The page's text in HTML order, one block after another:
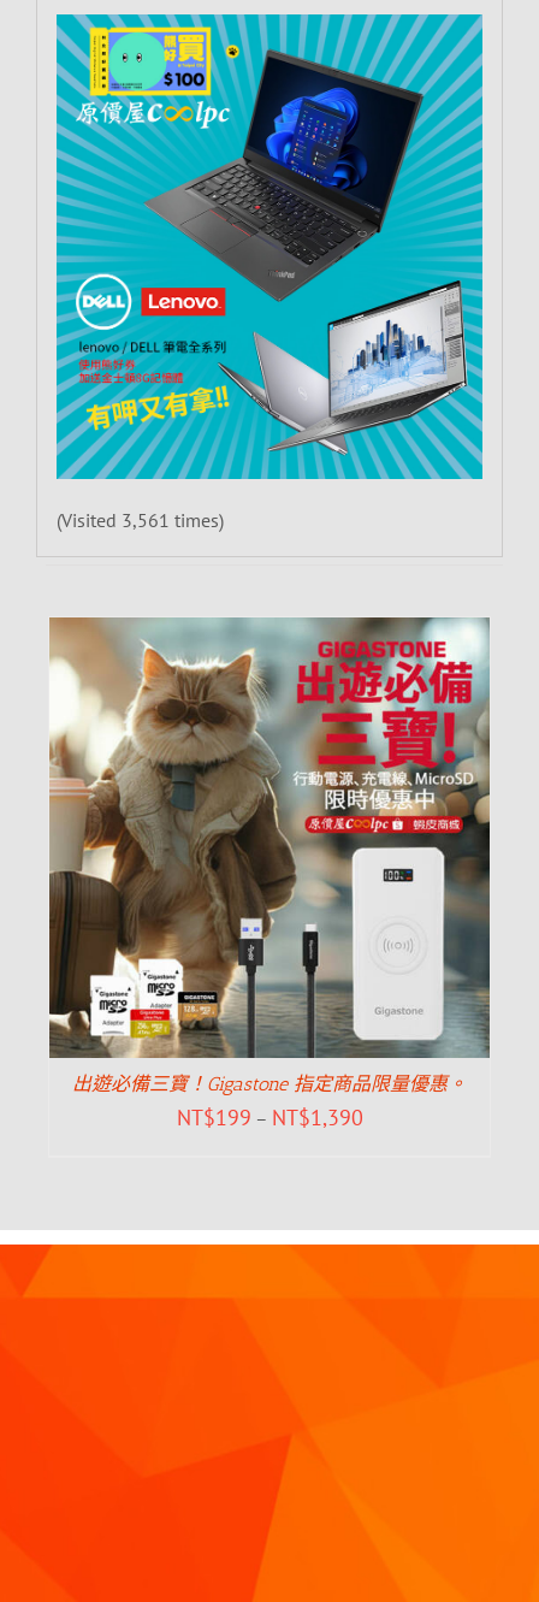
(Visited 3,561 times)
出遊必備三寶！Gigastone 指定商品限量優惠。
NT$199 – NT$1,390